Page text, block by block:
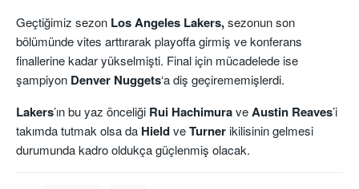
Geçtiğimiz sezon Los Angeles Lakers,sezonun son
bölümünde vites arttırarak playoffa girmiş ve konferans
finallerine kadar yükselmişti. Final için mücadelede ise
şampiyon Denver Nuggets‘a diş geçirememişlerdi.
Lakers’ın bu yaz önceliği Rui HachimuraveAustin Reaves’i
takımda tutmak olsa da HieldveTurnerikilisinin gelmesi
durumunda kadro oldukça güçlenmiş olacak.